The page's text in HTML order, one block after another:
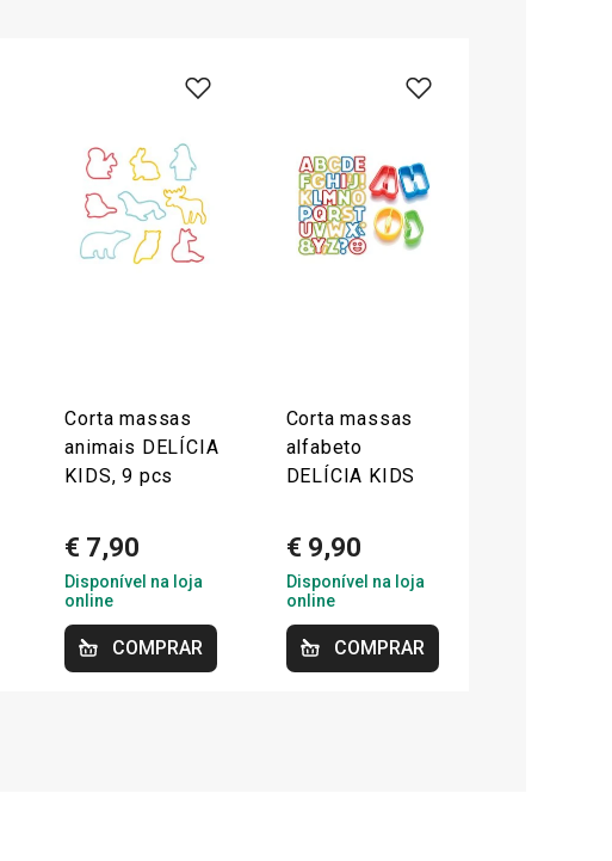
Corta massas
animais DELÍCIA
KIDS, 9 pcs
€ 7,90
Disponível na loja
online
COMPRAR
Corta massas
alfabeto
DELÍCIA KIDS
€ 9,90
Disponível na loja
online
COMPRAR